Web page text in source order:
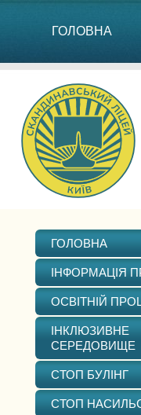
ГОЛОВНА
ГОЛОВНА
ІНФОРМАЦІЯ
ОСВІТНІЙ
ІНКЛЮЗИВНЕ
СЕРЕДОВИЩЕ
СТОП БУЛІНГ
СТОП